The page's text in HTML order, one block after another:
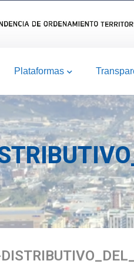
Plataformas